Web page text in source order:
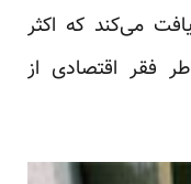
می‌کند که اکثر
فقر اقتصادی از